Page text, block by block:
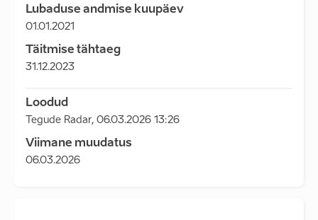
Lubaduse andmise kuupäev
01.01.2021
Täitmise tähtaeg
31.12.2023
Loodud
Tegude Radar, 06.03.2026 13:26
Viimane muudatus
06.03.2026